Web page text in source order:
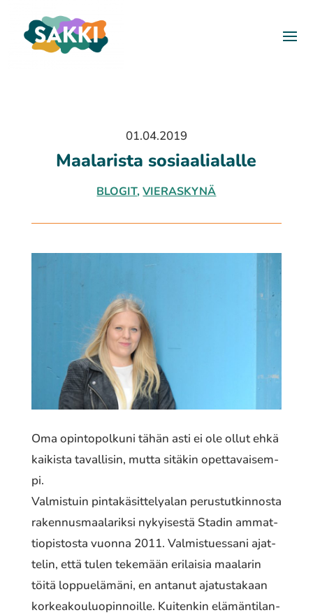
01.04.2019
Maalarista sosiaalialalle
BLOGIT,VIERASKYNÄ
Oma opin­to­pol­ku­ni tähän asti ei ole ollut ehkä
kaikis­ta taval­li­sin, mutta sitäkin opet­ta­vai­sem­
pi.
Valmistuin pinta­kä­sit­te­ly­alan perus­tut­kin­nos­ta
raken­nus­maa­la­rik­si nykyi­ses­tä Stadin ammat­
tio­pis­tos­ta vuonna 2011. Valmistuessani ajat­
te­lin, että tulen teke­mään erilai­sia maala­rin
töitä loppue­lä­mä­ni, en antanut ajatus­ta­kaan
korkea­kou­luo­pin­noil­le. Kuitenkin elämän­ti­lan­